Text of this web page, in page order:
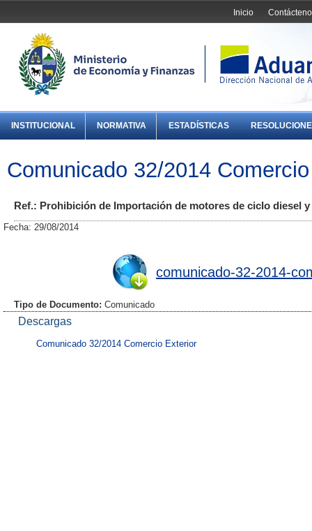
Inicio
INSTITUCIONAL NORMATIVA ESTADÍSTICAS
Comunicado 32/2014
Ref.: Prohibición de Importación de motores de ciclo diesel
Fecha: 29/08/2014
comunicado-32-2014-
Tipo de Documento: Comunicado
Descargas
Comunicado 32/2014 Comercio Exterior